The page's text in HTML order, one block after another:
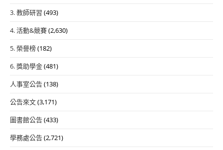
3. 教師研習 (493)
4. 活動&競賽(2,630)
5. 榮譽榜(182)
6. 獎助學金(481)
人事室公告(138)
公告來文(3,171)
圖書館公告(433)
學務處公告(2,721)